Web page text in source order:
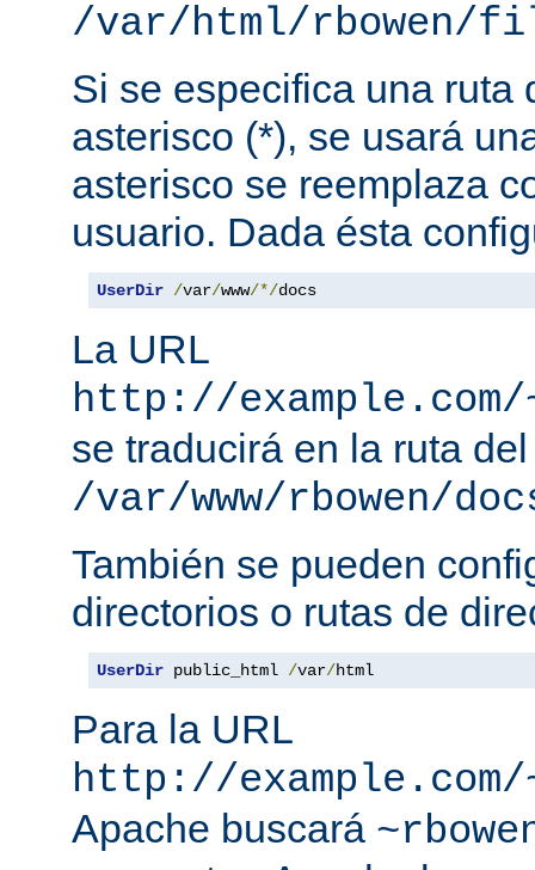
/var/html/rbowen/
Si se especifica una ruta
asterisco (*), se usará
asterisco se reemplaza
usuario. Dada ésta
UserDir /var/www/*/docs
La URL
http://
se traducirá en la ruta
/var/www/rbowen/
También se pueden
directorios o rutas de
UserDir public_html /var/html
Para la URL
http://
Apache buscará